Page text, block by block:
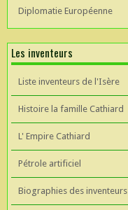
Diplomatie Européenne
Les inventeurs
Liste inventeurs de l'Isère
Histoire la famille Cathiard
L' Empire Cathiard
Pétrole artificiel
Biographies des inventeurs